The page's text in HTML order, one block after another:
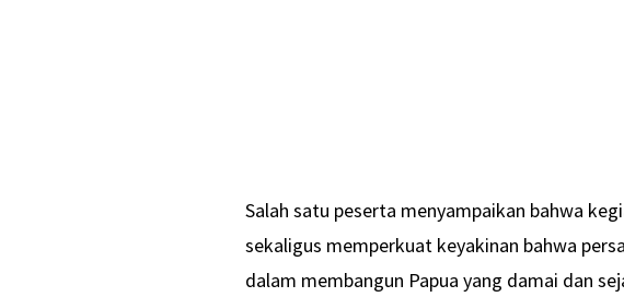
Salah satu peserta menyampaikan bahwa
sekaligus memperkuat keyakinan bahwa
dalam membangun Papua yang damai dan